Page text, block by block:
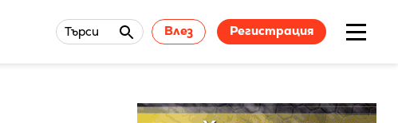
Търси Влез Регистрация